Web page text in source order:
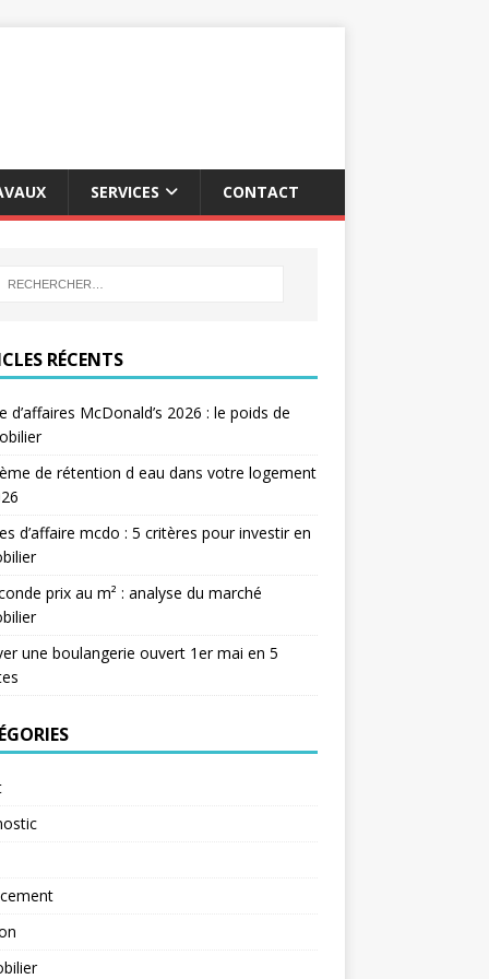
SERVICES CONTACT
RÉCENTS
d’affaires McDonald’s 2026 : le poids de
de rétention d eau dans votre logement
d’affaire mcdo : 5 critères pour investir en
prix au m² : analyse du marché
une boulangerie ouvert 1er mai en 5